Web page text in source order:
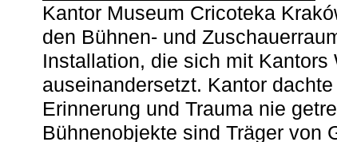
Kantor Museum Cricoteka
den Bühnen- und
Installation, die sich mit Kantors
auseinandersetzt. Kantor
Erinnerung und Trauma nie
Bühnenobjekte sind Träger von